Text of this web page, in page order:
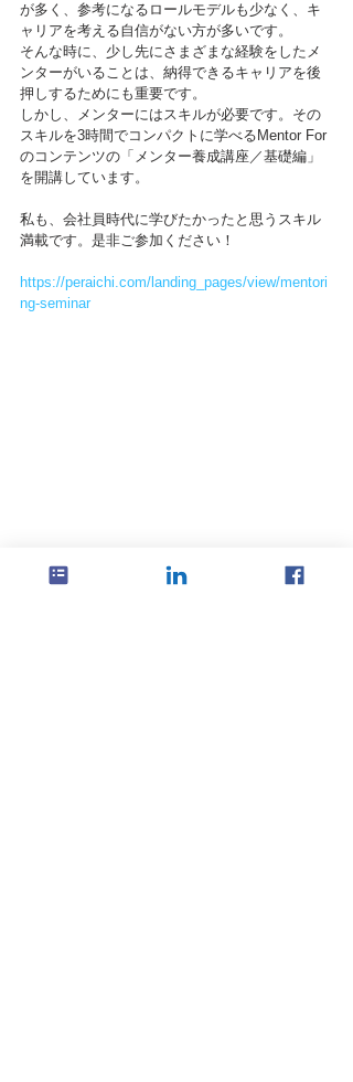
が多く、参考になるロールモデルも少なく、キ
ャリアを考える自信がない方が多いです。
そんな時に、少し先にさまざまな経験をしたメ
ンターがいることは、納得できるキャリアを後
押しするためにも重要です。
しかし、メンターにはスキルが必要です。その
スキルを3時間でコンパクトに学べるMentor For
のコンテンツの「メンター養成講座／基礎編」
を開講しています。
私も、会社員時代に学びたかったと思うスキル
満載です。是非ご参加ください！
https://peraichi.com/landing_pages/view/mentori
ng-seminar